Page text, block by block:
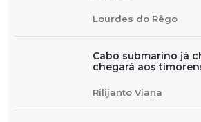
Lourdes do Rêgo
Cabo submarino já
chegará aos
Rilijanto Viana